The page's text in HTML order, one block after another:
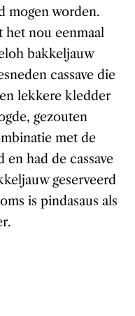
mogen worden.
het nou eenmaal
bakkeljauw
cassave die
lekkere kledder
gezouten
met de
en had de cassave
geserveerd
is pindasaus als